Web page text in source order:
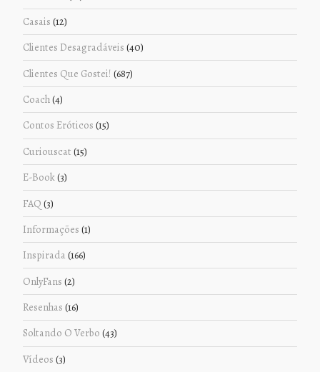
Casais (12)
Clientes Desagradáveis (40)
Clientes Que Gostei! (687)
Coach(4)
Contos Eróticos (15)
Curiouscat (15)
E-Book(3)
FAQ (3)
Informações (1)
Inspirada (166)
OnlyFans (2)
Resenhas (16)
Soltando O Verbo (43)
Vídeos (3)